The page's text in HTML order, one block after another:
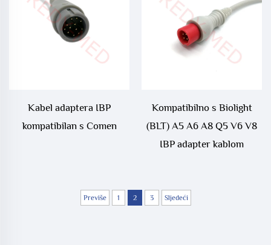
Kabel adaptera IBP
kompatibilan s Comen
Kompatibilno s Biolight
(BLT) A5 A6 A8 Q5 V6 V8
IBP adapter kablom
Previše 1 2 3 Sljedeći